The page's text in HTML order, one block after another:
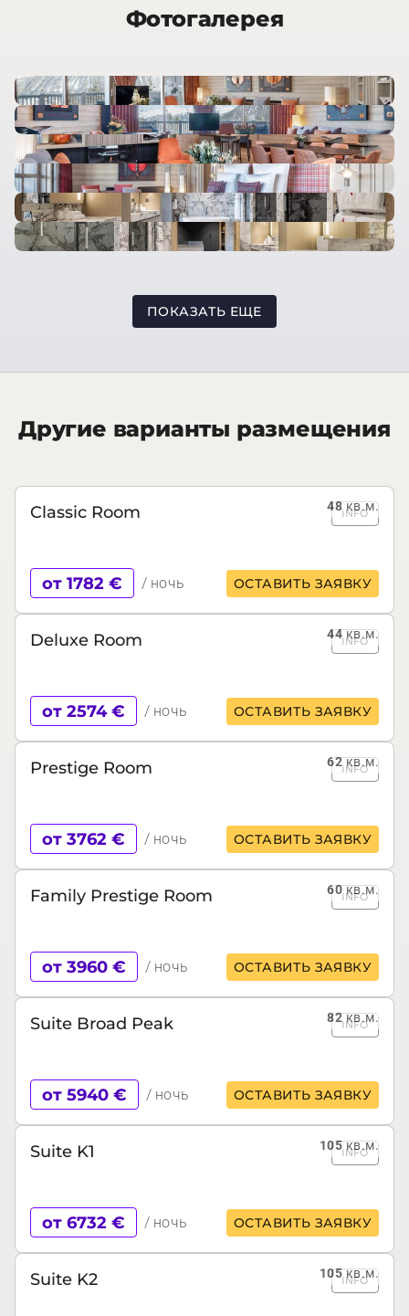
Фотогалерея
ПОКАЗАТЬ ЕЩЕ
Другие варианты размещения
48кв.м.
Classic Room INFO
от 1782 € / ночь ОСТАВИТЬ ЗАЯВКУ
44кв.м.
Deluxe Room INFO
от 2574 € / ночь ОСТАВИТЬ ЗАЯВКУ
62кв.м.
Prestige Room INFO
от 3762 € / ночь ОСТАВИТЬ ЗАЯВКУ
60кв.м.
Family Prestige Room INFO
от 3960 € / ночь ОСТАВИТЬ ЗАЯВКУ
82кв.м.
Suite Broad Peak INFO
от 5940 € / ночь ОСТАВИТЬ ЗАЯВКУ
105кв.м.
Suite K1 INFO
от 6732 € / ночь ОСТАВИТЬ ЗАЯВКУ
105кв.м.
Suite K2 INFO